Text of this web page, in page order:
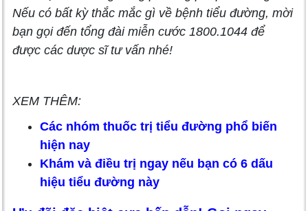
Nếu có bất kỳ thắc mắc gì về bệnh tiểu đường, mời
bạn gọi đến tổng đài miễn cước 1800.1044 để
được các dược sĩ tư vấn nhé!
XEM THÊM:
Các nhóm thuốc trị tiểu đường phổ biến
hiện nay
Khám và điều trị ngay nếu bạn có 6 dấu
hiệu tiểu đường này